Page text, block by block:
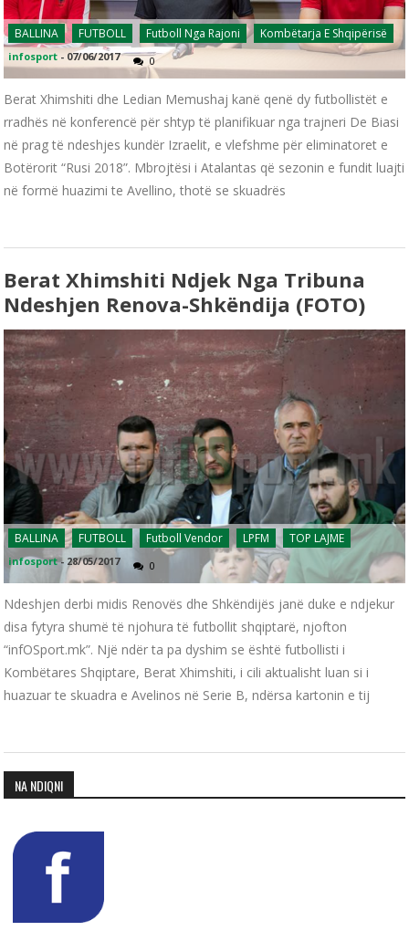
BALLINA FUTBOLL Futboll Nga Rajoni Kombëtarja E Shqipërisë
infosport - 07/06/2017 0
Berat Xhimshiti dhe Ledian Memushaj kanë qenë dy futbollistët e
rradhës në konferencë për shtyp të planifikuar nga trajneri De Biasi
në prag të ndeshjes kundër Izraelit, e vlefshme për eliminatoret e
Botërorit “Rusi 2018”. Mbrojtësi i Atalantas që sezonin e fundit luajti
në formë huazimi te Avellino, thotë se skuadrës
Berat Xhimshiti Ndjek Nga Tribuna
Ndeshjen Renova-Shkëndija (FOTO)
BALLINA FUTBOLL Futboll Vendor LPFM TOP LAJME
infosport - 28/05/2017 0
Ndeshjen derbi midis Renovës dhe Shkëndijës janë duke e ndjekur
disa fytyra shumë të njohura të futbollit shqiptarë, njofton
“infOSport.mk”. Një ndër ta pa dyshim se është futbollisti i
Kombëtares Shqiptare, Berat Xhimshiti, i cili aktualisht luan si i
huazuar te skuadra e Avelinos në Serie B, ndërsa kartonin e tij
NA NDIQNI